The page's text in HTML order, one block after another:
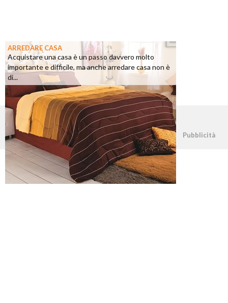
ARREDARE CASA
Acquistare una casa è un passo davvero molto
importante e difficile, ma anche arredare casa non è
di...
©2026 - casapratica.net - p.iva 03338800984 Pubblicità